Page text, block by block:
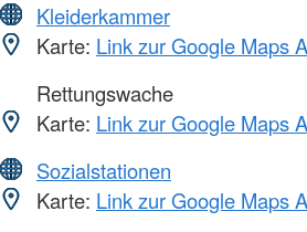
Kleiderkammer
Karte: Link zur Google Maps
Rettungswache
Karte: Link zur Google Maps
Sozialstationen
Karte: Link zur Google Maps